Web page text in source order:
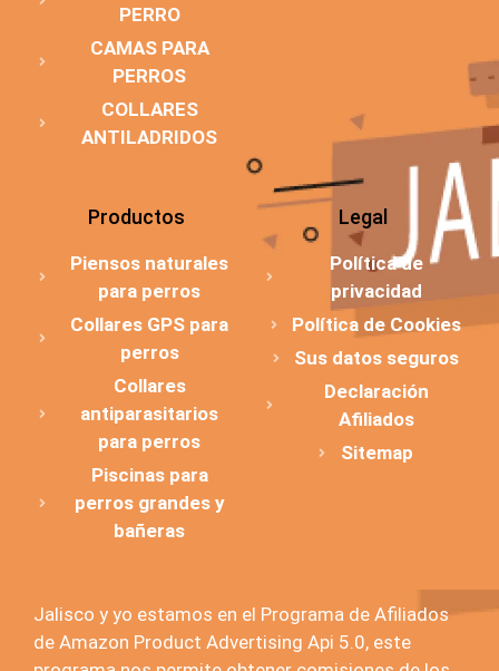
PERRO
CAMAS PARA
PERROS
COLLARES
ANTILADRIDOS
Productos
Piensos naturales
para perros
Collares GPS para
perros
Collares
antiparasitarios
para perros
Piscinas para
perros grandes y
bañeras
Legal
Política de
privacidad
Política de Cookies
Sus datos seguros
Declaración
Afiliados
Sitemap
Jalisco y yo estamos en el Programa de Afiliados
de Amazon Product Advertising Api 5.0, este